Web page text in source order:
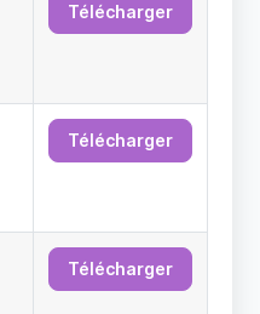
Télécharger
Télécharger
Télécharger